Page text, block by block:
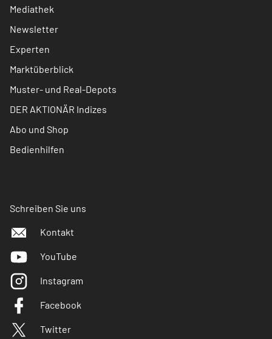
Mediathek
Newsletter
Experten
Marktüberblick
Muster- und Real-Depots
DER AKTIONÄR Indizes
Abo und Shop
Bedienhilfen
Schreiben Sie uns
Kontakt
YouTube
Instagram
Facebook
Twitter